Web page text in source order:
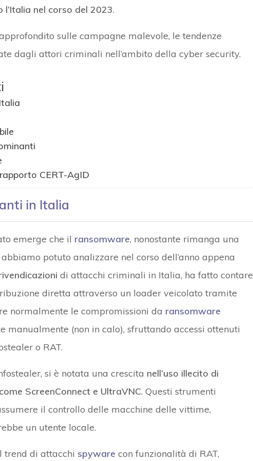
nel corso del 2023.
sulle campagne malevole, le tendenze
dagli attori criminali nell’ambito della cyber security.
CERT-AgID
in Italia
emerge che il ransomware, nonostante rimanga una
potuto analizzare nel corso dell’anno appena
di attacchi criminali in Italia, ha fatto contare
diretta attraverso un loader veicolato tramite
normalmente le compromissioni da ransomware
manualmente (non in calo), sfruttando accessi ottenuti
o RAT.
si è notata una crescita nell’uso illecito di
ScreenConnect e UltraVNC. Questi strumenti
il controllo delle macchine delle vittime,
un utente locale.
trend di attacchi spyware con funzionalità di RAT,